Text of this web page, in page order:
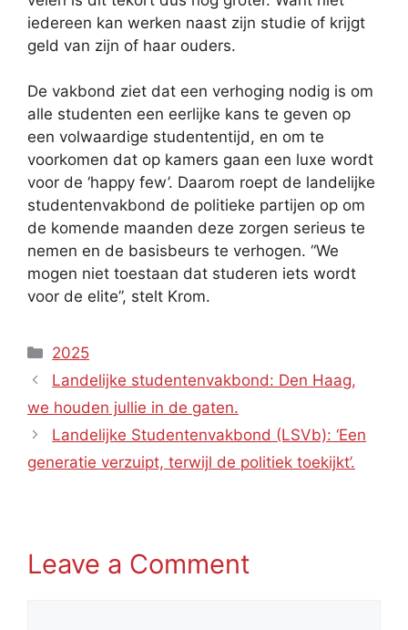
iedereen kan werken naast zijn studie of krijgt
geld van zijn of haar ouders.
De vakbond ziet dat een verhoging nodig is om
alle studenten een eerlijke kans te geven op
een volwaardige studententijd, en om te
voorkomen dat op kamers gaan een luxe wordt
voor de ‘happy few’. Daarom roept de landelijke
studentenvakbond de politieke partijen op om
de komende maanden deze zorgen serieus te
nemen en de basisbeurs te verhogen. “We
mogen niet toestaan dat studeren iets wordt
voor de elite”, stelt Krom.
Categories
2025
Landelijke studentenvakbond: Den Haag,
we houden jullie in de gaten.
Landelijke Studentenvakbond (LSVb): ‘Een
generatie verzuipt, terwijl de politiek toekijkt’.
Leave a Comment